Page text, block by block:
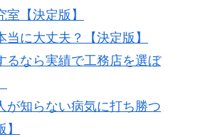
【決定版】
当に大丈夫？【決定版】
るなら実績で工務店を選ぼ
が知らない病気に打ち勝つ